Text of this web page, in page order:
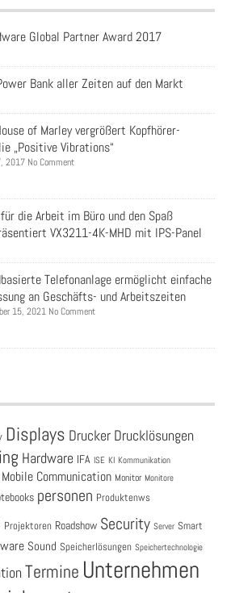
Global Partner Award 2017
Bank aller Zeiten auf den Markt
of Marley vergrößert Kopfhörer-
„Positive Vibrations“
2017 No Comment
die Arbeit im Büro und den Spaß
VX3211-4K-MHD mit IPS-Panel
Telefonanlage ermöglicht einfache
an Geschäfts- und Arbeitszeiten
15, 2021 No Comment
Displays Drucker Drucklösungen
Hardware IFA ISE KI Kommunikation
Mobile Communication Monitor Monitore
personen Produktenws
Projektoren Roadshow Security Server Smart
Sound Speicherlösungen Speichertechnologie
Termine Unternehmen